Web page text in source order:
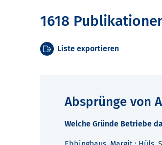
1618
Liste exportieren
Absprünge von
Welche Gründe Betriebe